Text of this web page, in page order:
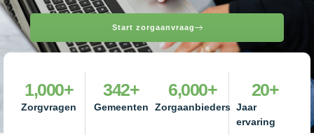
Start zorgaanvraag
Zorgvragen
1,000+
Gemeenten
342+
Zorgaanbieders
6,000+
Jaar
ervaring
20+